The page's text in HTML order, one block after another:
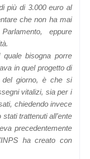
più di 3.000 euro al
che non ha mai
eppure
bisogna porre
in quel progetto di
giorno, è che si
vitalizi, sia per i
chiedendo invece
trattenuti all’ente
precedentemente
ha creato con